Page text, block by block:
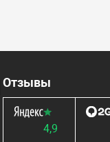
Отзывы
4,9